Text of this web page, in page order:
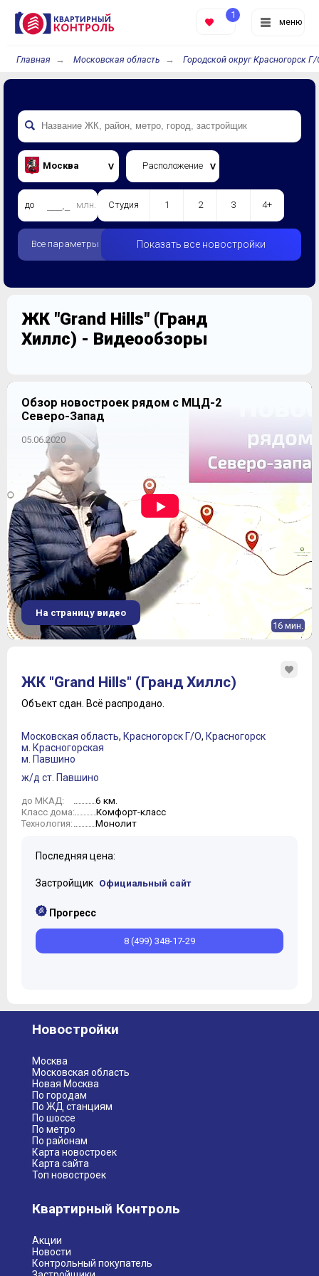
меню
1
Главная Московская область Городской округ Красногорск
Москва Расположение
до млн. Студия 1 2 3 4+
Все параметры Показать все новостройки
ЖК "Grand Hills" (Гранд
Хиллс) - Видеообзоры
Обзор новостроек рядом с МЦД-2
Северо-Запад
05.06.2020
16 мин.
На страницу видео
ЖК "Grand Hills" (Гранд Хиллс)
Объект сдан. Всё распродано.
Московская область, Красногорск Г/О, Красногорск
м. Красногорская
м. Павшино
ж/д ст. Павшино
до МКАД: 6 км.
Класс дома: Комфорт-класс
Технология: Монолит
Последняя цена:
Застройщик Официальный сайт
Прогресс
8 (499) 348-17-29
Новостройки
Москва
Московская область
Новая Москва
По городам
По ЖД станциям
По шоссе
По метро
По районам
Карта новостроек
Карта сайта
Топ новостроек
Квартирный Контроль
Акции
Новости
Контрольный покупатель